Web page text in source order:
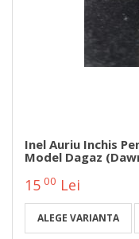
Inel Auriu Inchis
Model Dagaz
15 00 Lei
ALEGE VARIANTA